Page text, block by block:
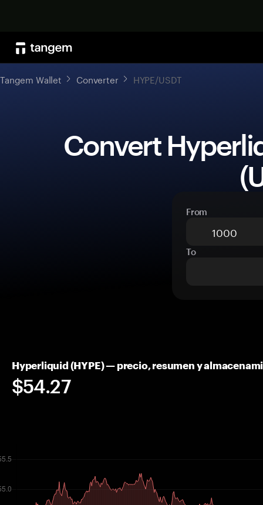
Tangem Wallet Converter HYPE/USDT
From
To
Hyperliquid (HYPE) — precio, resumen y
$54.27